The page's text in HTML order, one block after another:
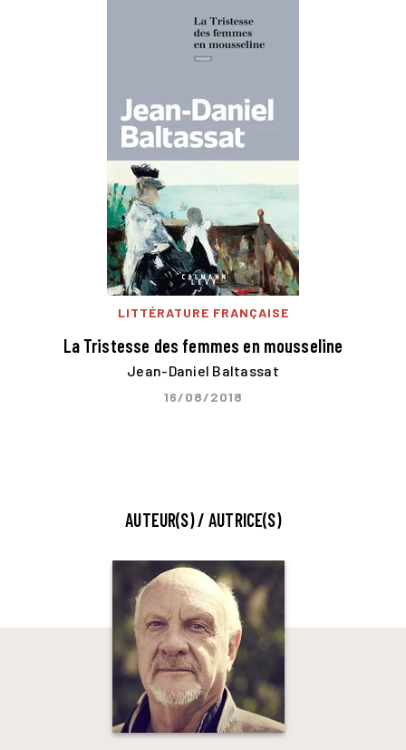
LITTÉRATURE FRANÇAISE
La Tristesse des femmes en mousseline
Jean-Daniel Baltassat
16/08/2018
AUTEUR(S) / AUTRICE(S)